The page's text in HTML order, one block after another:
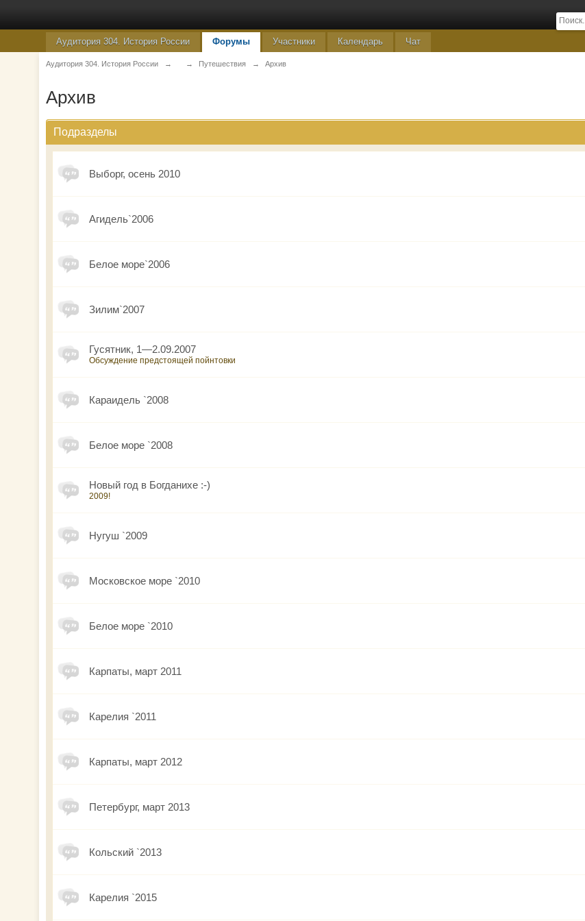
Аудитория 304. История России Форумы Участники Календарь Чат
Аудитория 304. История России → → Путешествия → Архив
Архив
Подразделы
Выборг, осень 2010
Агидель`2006
Белое море`2006
Зилим`2007
Гусятник, 1—2.09.2007
Обсуждение предстоящей пойнтовки
Караидель `2008
Белое море `2008
Новый год в Богданихе :-)
2009!
Нугуш `2009
Московское море `2010
Белое море `2010
Карпаты, март 2011
Карелия `2011
Карпаты, март 2012
Петербург, март 2013
Кольский `2013
Карелия `2015